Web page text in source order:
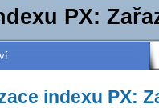
PX:
indexu PX: